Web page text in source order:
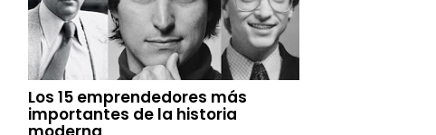
Los 15 emprendedores más
importantes de la historia